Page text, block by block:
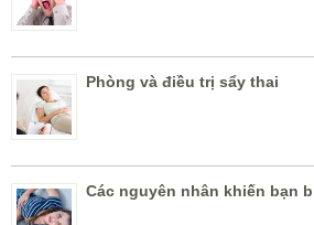
Phòng và điều trị sẩy thai
Các nguyên nhân khiến bạn